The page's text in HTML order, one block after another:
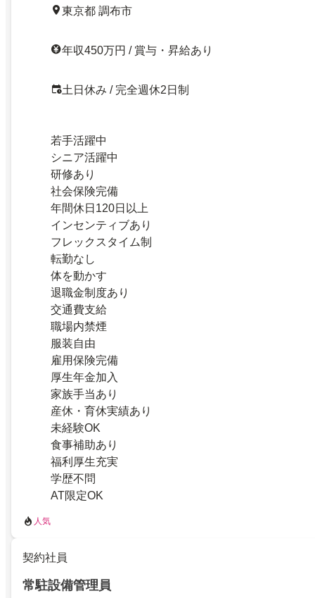
東京都 調布市
年収450万円 / 賞与・昇給あり
土日休み / 完全週休2日制
若手活躍中
シニア活躍中
研修あり
社会保険完備
年間休日120日以上
インセンティブあり
フレックスタイム制
転勤なし
体を動かす
退職金制度あり
交通費支給
職場内禁煙
服装自由
雇用保険完備
厚生年金加入
家族手当あり
産休・育休実績あり
未経験OK
食事補助あり
福利厚生充実
学歴不問
AT限定OK
人気
契約社員
常駐設備管理員